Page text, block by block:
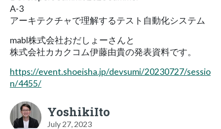
A-3
アーキテクチャで理解するテスト自動化システム
mabl株式会社おだしょーさんと
株式会社カカクコム伊藤由貴の発表資料です。
https://event.shoeisha.jp/devsumi/20230727/sessio
n/4455/
YoshikiIto
July 27, 2023